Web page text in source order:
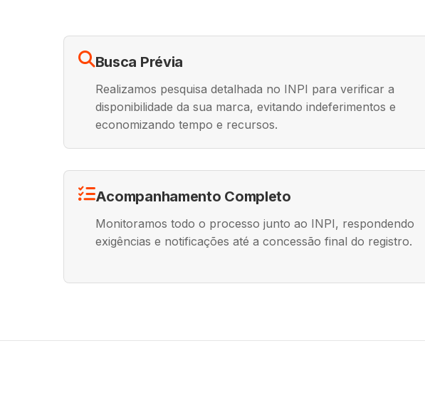
Busca Prévia
Realizamos pesquisa detalhada no INPI para verificar a
disponibilidade da sua marca, evitando indeferimentos e
economizando tempo e recursos.
Acompanhamento Completo
Monitoramos todo o processo junto ao INPI, respondendo
exigências e notificações até a concessão final do registro.